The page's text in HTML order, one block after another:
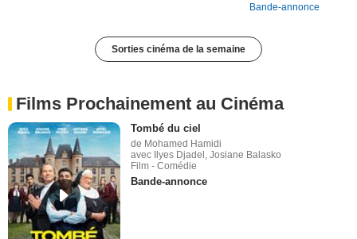
Bande-annonce
Sorties cinéma de la semaine
Films Prochainement au Cinéma
Tombé du ciel
de Mohamed Hamidi
avec Ilyes Djadel, Josiane Balasko
Film - Comédie
Bande-annonce